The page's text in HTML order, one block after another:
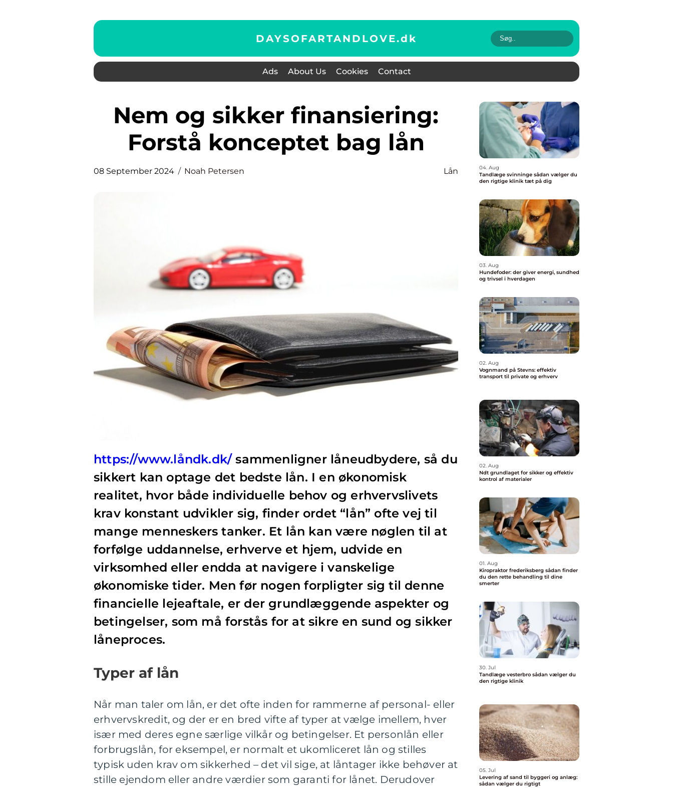
DAYSOFARTANDLOVE.dk
Ads About Us Cookies Contact
Nem og sikker finansiering:
Forstå konceptet bag lån
08 September 2024 Noah Petersen Lån
https://www.låndk.dk/sammenligner låneudbydere, så du
sikkert kan optage det bedste lån. I en økonomisk
realitet, hvor både individuelle behov og erhvervslivets
krav konstant udvikler sig, finder ordet “lån” ofte vej til
mange menneskers tanker. Et lån kan være nøglen til at
forfølge uddannelse, erhverve et hjem, udvide en
virksomhed eller endda at navigere i vanskelige
økonomiske tider. Men før nogen forpligter sig til denne
financielle lejeaftale, er der grundlæggende aspekter og
betingelser, som må forstås for at sikre en sund og sikker
låneproces.
Typer af lån
Når man taler om lån, er det ofte inden for rammerne af personal- eller
erhvervskredit, og der er en bred vifte af typer at vælge imellem, hver
især med deres egne særlige vilkår og betingelser. Et personlån eller
forbrugslån, for eksempel, er normalt et ukomliceret lån og stilles
typisk uden krav om sikkerhed – det vil sige, at låntager ikke behøver at
stille ejendom eller andre værdier som garanti for lånet. Derudover
04. Aug
Tandlæge svinninge sådan vælger du
den rigtige klinik tæt på dig
03. Aug
Hundefoder: der giver energi, sundhed
og trivsel i hverdagen
02. Aug
Vognmand på Stevns: effektiv
transport til private og erhverv
02. Aug
Ndt grundlaget for sikker og effektiv
kontrol af materialer
01. Aug
Kiropraktor frederiksberg sådan finder
du den rette behandling til dine
smerter
30. Jul
Tandlæge vesterbro sådan vælger du
den rigtige klinik
05. Jul
Levering af sand til byggeri og anlæg:
sådan vælger du rigtigt